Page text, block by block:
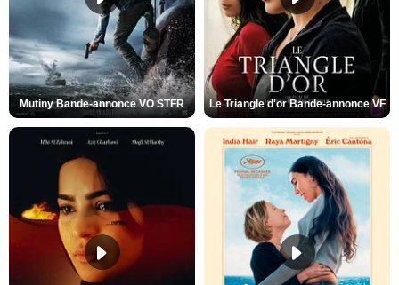
Mutiny Bande-annonce VO STFR Le Triangle d'or Bande-annonce VF